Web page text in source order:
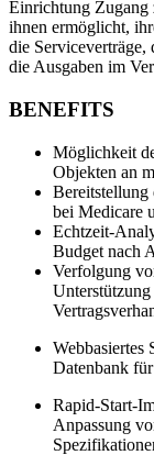
Mobile App
Erfahrung für
Flottenwartung
Rollmaterial,
Einrichtung Zugang
ihnen ermöglicht,
die Serviceverträge,
die Ausgaben im
BENEFITS
Möglichkeit
Objekten an
bei Medicare
Echtzeit-
Budget nach
Verfolgung
Webbasiertes
Datenbank
Rapid-Start-
Anpassung